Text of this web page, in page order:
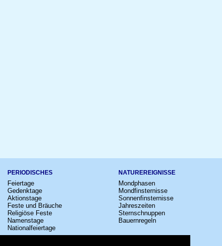
PERIODISCHES
Feiertage
Gedenktage
Aktionstage
Feste und Bräuche
Religiöse Feste
Namenstage
Nationalfeiertage
NATUREREIGNISSE
Mondphasen
Mondfinsternisse
Sonnenfinsternisse
Jahreszeiten
Sternschnuppen
Bauernregeln